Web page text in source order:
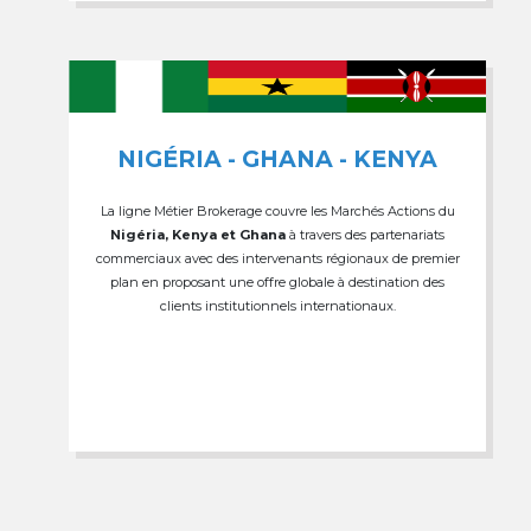
NIGÉRIA - GHANA - KENYA
La ligne Métier Brokerage couvre les Marchés Actions du
Nigéria, Kenya et Ghana à travers des partenariats
commerciaux avec des intervenants régionaux de premier
plan en proposant une offre globale à destination des
clients institutionnels internationaux.